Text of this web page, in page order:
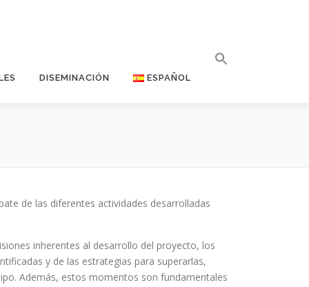
DISEMINACIÓN ESPAÑOL
de las diferentes actividades desarrolladas
inherentes al desarrollo del proyecto, los
y de las estrategias para superarlas,
Además, estos momentos son fundamentales